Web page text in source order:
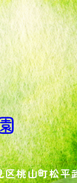
区桃山町松平